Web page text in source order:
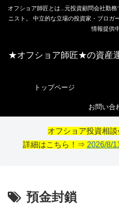
オフショア師匠とは...元投資顧問会社勤
ニスト。 中立的な立場の投資家・ブロガ
情報提供
★オフショア師匠★の資産
トップページ
お問い合
オフショア投資相談
詳細はこちら！⇒ 2026/8/
預金封鎖